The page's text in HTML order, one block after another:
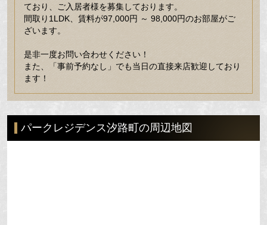
ており、ご入居者様を募集しております。
間取り1LDK、賃料が97,000円 ～ 98,000円のお部屋がご
ざいます。
是非一度お問い合わせください！
また、「事前予約なし」でも当日の直接来店歓迎しており
ます！
パークレジデンス汐路町の周辺地図